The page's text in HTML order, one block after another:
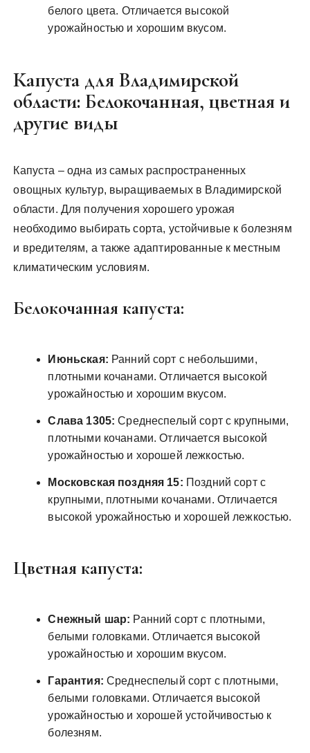
белого цвета. Отличается высокой
урожайностью и хорошим вкусом.
Капуста для Владимирской
области: Белокочанная, цветная и
другие виды
Капуста – одна из самых распространенных
овощных культур, выращиваемых в Владимирской
области. Для получения хорошего урожая
необходимо выбирать сорта, устойчивые к болезням
и вредителям, а также адаптированные к местным
климатическим условиям.
Белокочанная капуста:
Июньская: Ранний сорт с небольшими,
плотными кочанами. Отличается высокой
урожайностью и хорошим вкусом.
Слава 1305: Среднеспелый сорт с крупными,
плотными кочанами. Отличается высокой
урожайностью и хорошей лежкостью.
Московская поздняя 15: Поздний сорт с
крупными, плотными кочанами. Отличается
высокой урожайностью и хорошей лежкостью.
Цветная капуста:
Снежный шар: Ранний сорт с плотными,
белыми головками. Отличается высокой
урожайностью и хорошим вкусом.
Гарантия: Среднеспелый сорт с плотными,
белыми головками. Отличается высокой
урожайностью и хорошей устойчивостью к
болезням.